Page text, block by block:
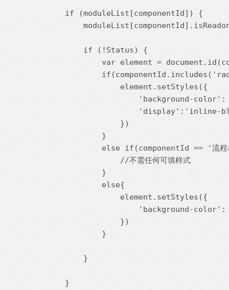
        if (moduleList[componentId]) {
            if (!Status) {
var element =
                    element.setStyles({
'background-color':
'display':'inline-
                    })
                }
else if(componentId == '流程
                    //不需任何可填样式
                }
                else{
                    element.setStyles({
'background-color':
                    })
                }
            }
        }